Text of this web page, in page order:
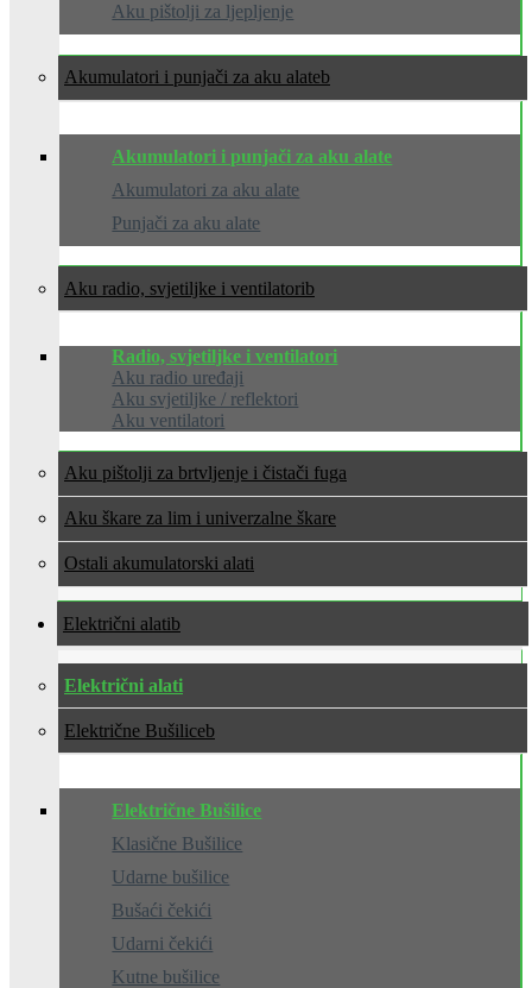
Aku pištolji za ljepljenje
Akumulatori i punjači za aku alate
Akumulatori i punjači za aku alate
Akumulatori za aku alate
Punjači za aku alate
Aku radio, svjetiljke i ventilatori
Radio, svjetiljke i ventilatori
Aku radio uređaji
Aku svjetiljke / reflektori
Aku ventilatori
Aku pištolji za brtvljenje i čistači fuga
Aku škare za lim i univerzalne škare
Ostali akumulatorski alati
Električni alati
Električni alati
Električne Bušilice
Električne Bušilice
Klasične Bušilice
Udarne bušilice
Bušaći čekići
Udarni čekići
Kutne bušilice